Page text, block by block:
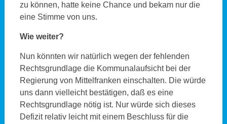
zu können, hatte keine Chance und bekam nur die
eine Stimme von uns.
Wie weiter?
Nun könnten wir natürlich wegen der fehlenden
Rechtsgrundlage die Kommunalaufsicht bei der
Regierung von Mittelfranken einschalten. Die würde
uns dann vielleicht bestätigen, daß es eine
Rechtsgrundlage nötig ist. Nur würde sich dieses
Defizit relativ leicht mit einem Beschluss für die